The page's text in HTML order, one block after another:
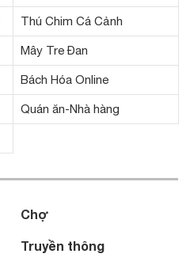
Thú Chim Cá Cảnh
Mây Tre Đan
Bách Hóa Online
Quán ăn-Nhà hàng
Chợ
Truyền thông